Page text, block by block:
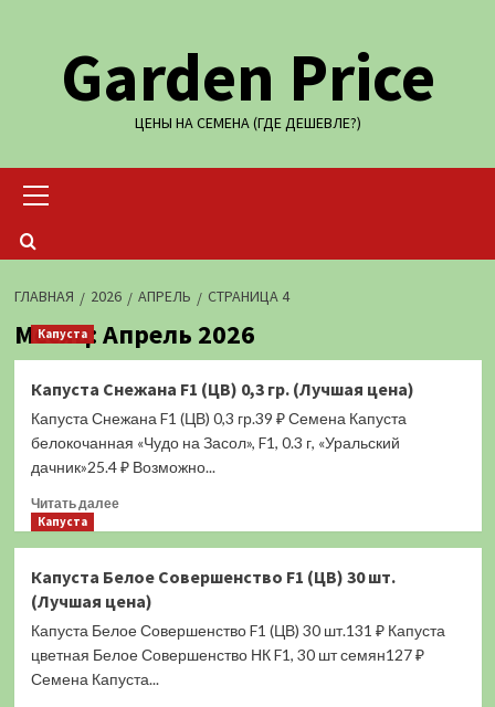
содержимомуGarden Price
ЦЕНЫ НА СЕМЕНА (ГДЕ ДЕШЕВЛЕ?)
меню
ГЛАВНАЯ 2026 АПРЕЛЬ СТРАНИЦА 4
Месяц:Апрель 2026
Капуста
Капуста Снежана F1 (ЦВ) 0,3 гр. (Лучшая цена)
Капуста Снежана F1 (ЦВ) 0,3 гр.39 ₽ Семена Капуста
белокочанная «Чудо на Засол», F1, 0.3 г, «Уральский
дачник»25.4 ₽ Возможно...
Читать далееПрочитать
Снежана
F1
(ЦВ)
(Лучшая
Капуста
Капуста Белое Совершенство F1 (ЦВ) 30 шт.
(Лучшая цена)
Капуста Белое Совершенство F1 (ЦВ) 30 шт.131 ₽ Капуста
цветная Белое Совершенство НК F1, 30 шт семян127 ₽
Семена Капуста...